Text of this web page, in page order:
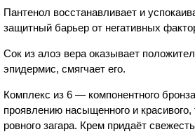
Пантенол восстанавливает и
защитный барьер от негативных
Сок из алоэ вера оказывает
эпидермис, смягчает его.
Комплекс из 6 — компонентного
проявлению насыщенного и красивого,
ровного загара. Крем придаёт